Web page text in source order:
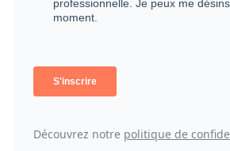
Découvrez notre politique de